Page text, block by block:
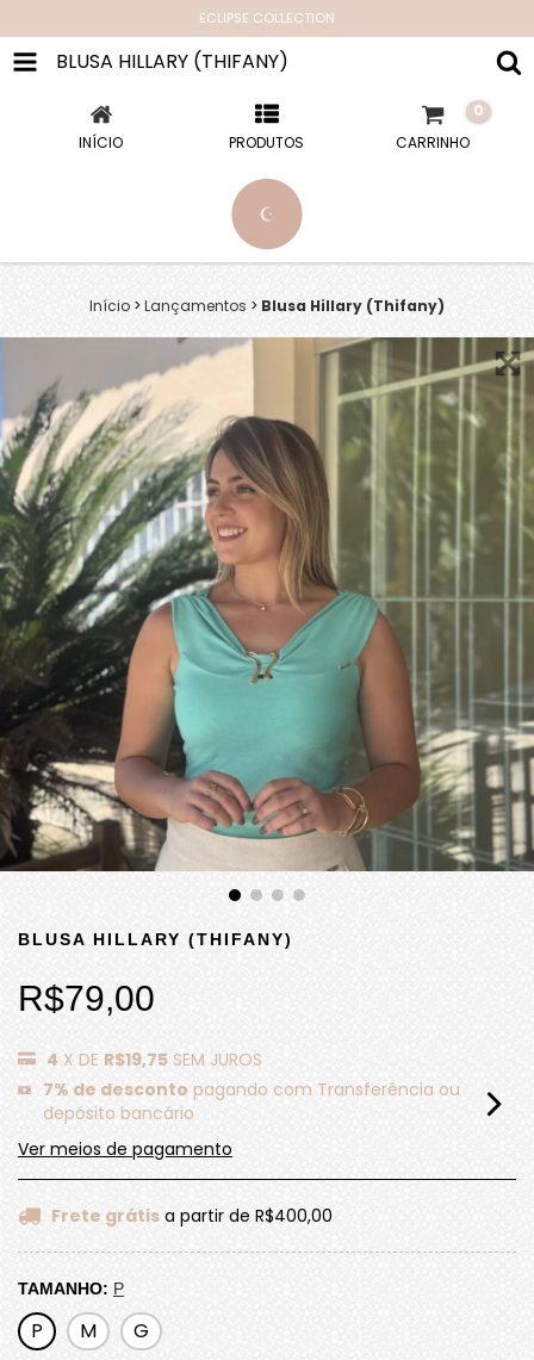
ECLIPSE COLLECTION
BLUSA HILLARY (THIFANY)
INÍCIO PRODUTOS CARRINHO
0
Início >Lançamentos > Blusa Hillary (Thifany)
BLUSA HILLARY (THIFANY)
R$79,00
4 X DE R$19,75 SEM JUROS
7% de desconto pagando com Transferência ou
depósito bancário
Ver meios de pagamento
Frete grátis a partir de R$400,00
TAMANHO: P
P M G